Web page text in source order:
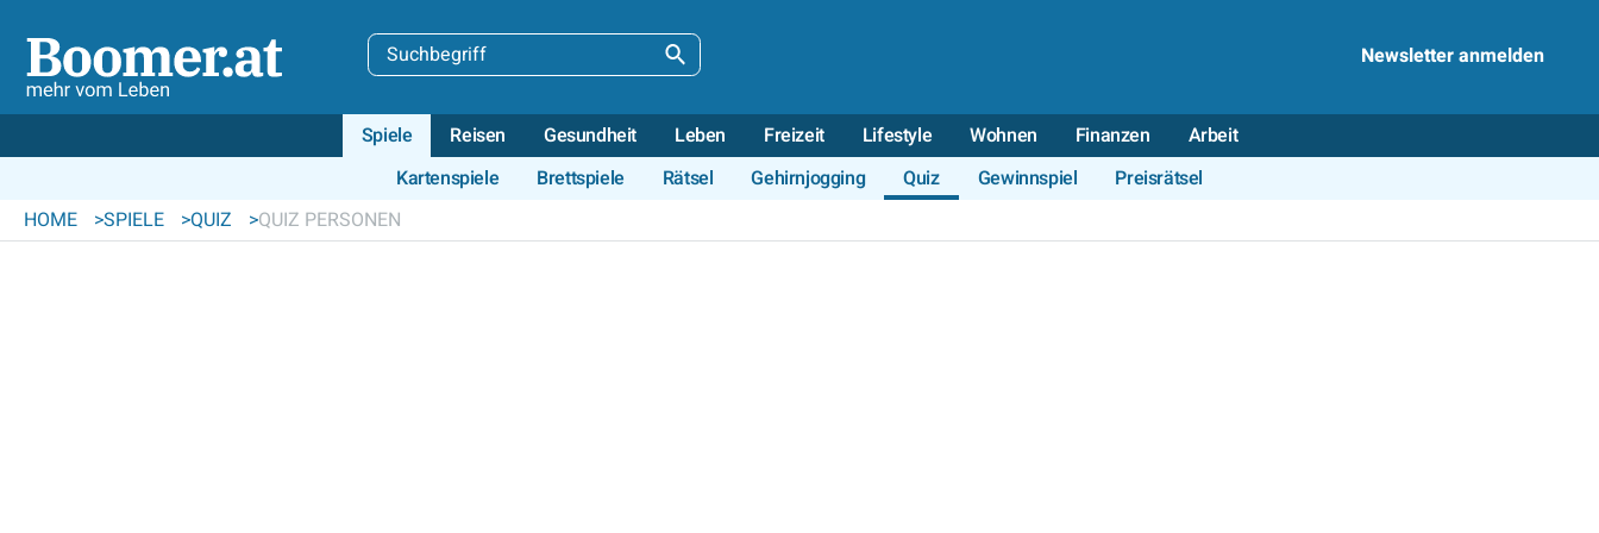
Newsletter anmelden
Spiele Reisen Gesundheit Leben Freizeit Lifestyle Wohnen Finanzen
Arbeit
Kartenspiele
Brettspiele Rätsel Gehirnjogging Quiz Gewinnspiel
Preisrätsel
HOME
SPIELE QUIZ QUIZ PERSONEN